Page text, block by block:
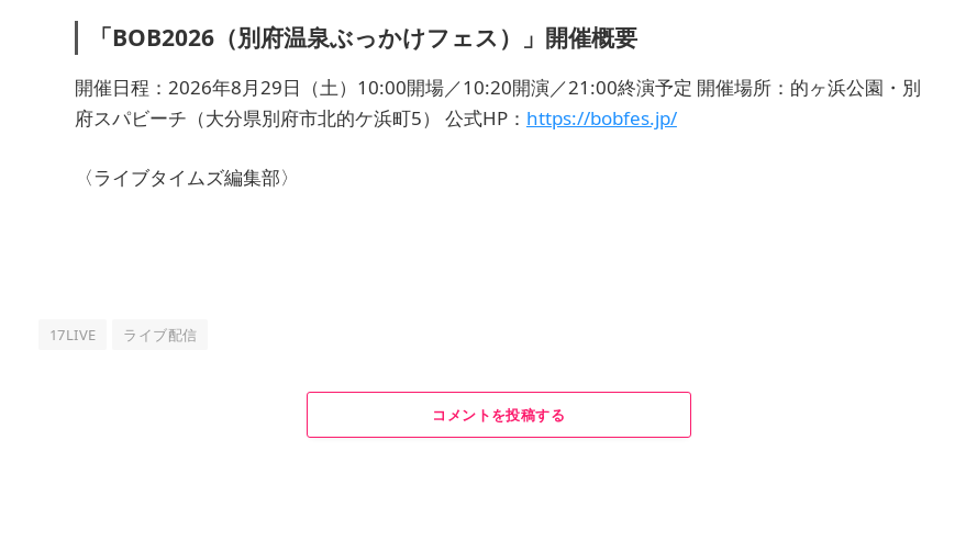
「BOB2026（別府温泉ぶっかけフェス）」開催概要
開催日程：2026年8月29日（土）10:00開場／10:20開演／21:00終演予定 開催場所：的ヶ浜公園・別
府スパビーチ（大分県別府市北的ケ浜町5） 公式HP： https://bobfes.jp/
〈ライブタイムズ編集部〉
17LIVE ライブ配信
コメントを投稿する